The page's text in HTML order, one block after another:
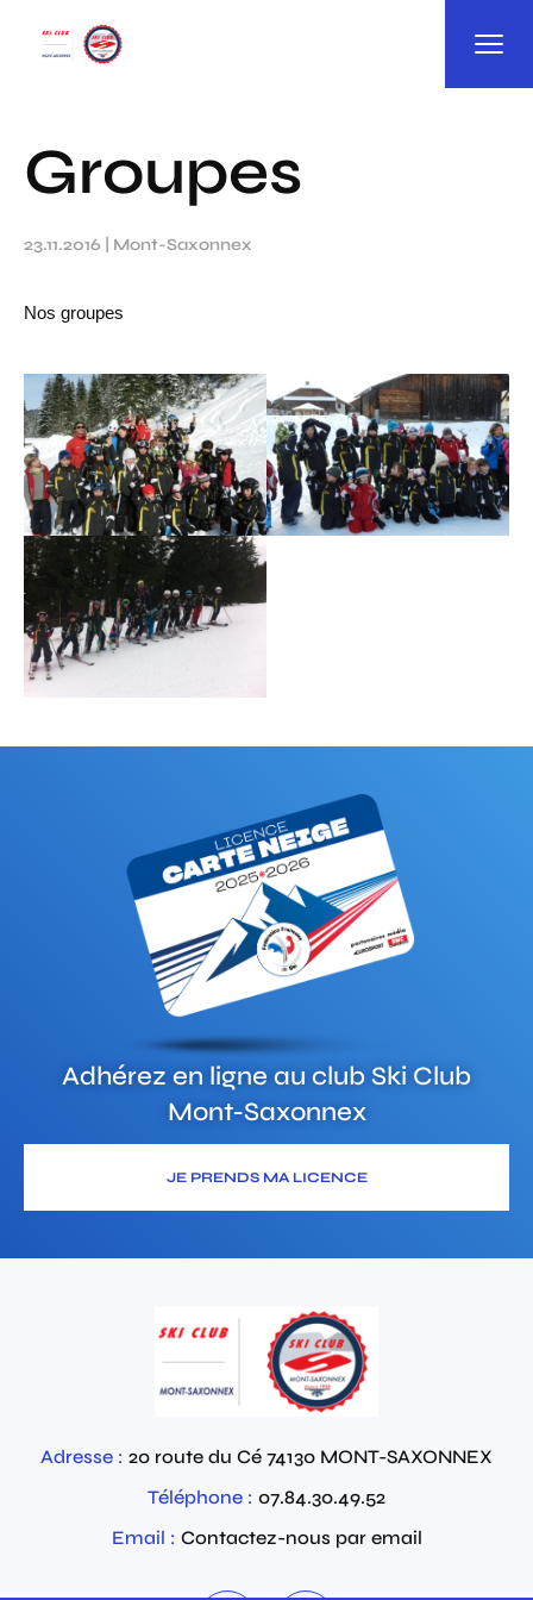
Groupes
23.11.2016 Mont-Saxonnex
Nos groupes
Chargement des images en cours...
Adhérez en ligne au clubSki Club
Mont-Saxonnex
JE PRENDS MA LICENCE
Adresse : 20 route du Cé 74130 MONT-SAXONNEX
Téléphone : 07.84.30.49.52
Email : Contactez-nous par email